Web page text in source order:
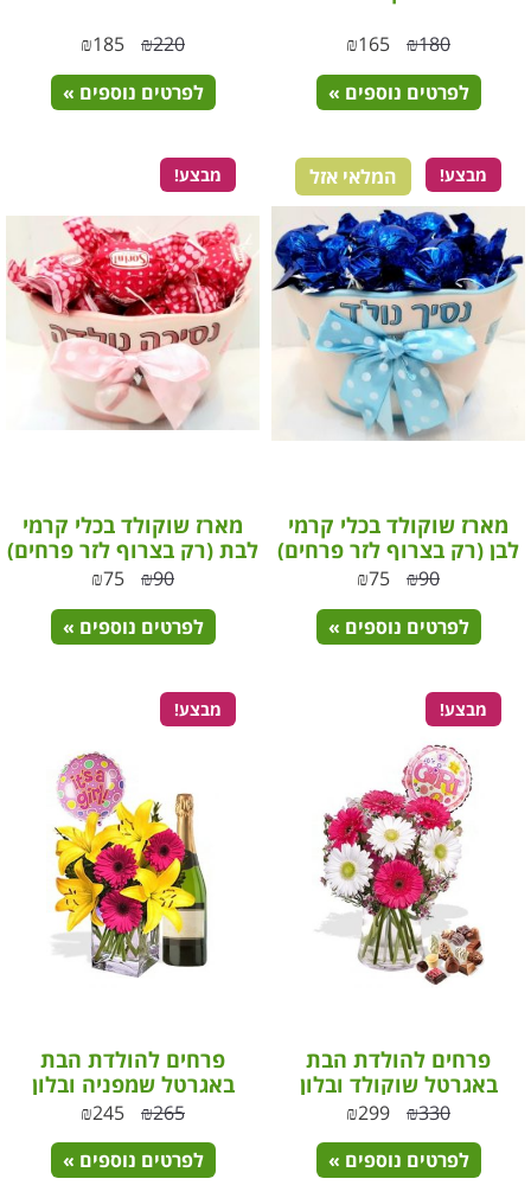
₪180
₪165
לפרטים נוספים »
₪220
₪185
לפרטים נוספים »
מבצע! המלאי אזל
מארז שוקולד בכלי קרמי
לבן (רק בצרוף לזר פרחים)
₪90
₪75
לפרטים נוספים »
מבצע!
מארז שוקולד בכלי קרמי
לבת (רק בצרוף לזר פרחים)
₪90
₪75
לפרטים נוספים »
מבצע!
פרחים להולדת הבת
באגרטל שוקולד ובלון
₪330
₪299
לפרטים נוספים »
מבצע!
פרחים להולדת הבת
באגרטל שמפניה ובלון
₪265
₪245
לפרטים נוספים »